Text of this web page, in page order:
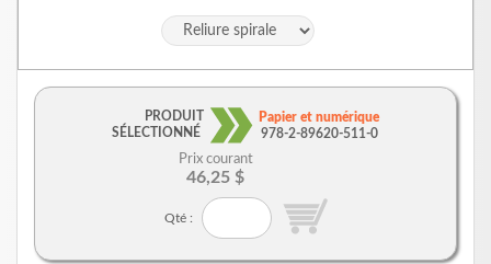
PRODUIT
SÉLECTIONNÉ
Papier et numérique
978-2-89620-511-0
Prix courant
46,25 $
Qté :